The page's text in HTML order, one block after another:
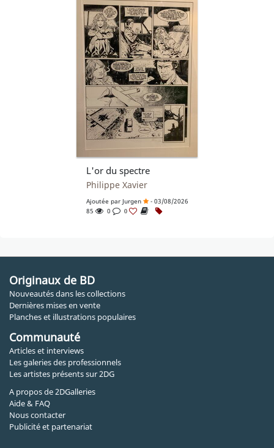
L'or du spectre
Philippe Xavier
Ajoutée par Jurgen
- 03/08/2026
85
0 0
Originaux de BD
Nouveautés dans les collections
Dernières mises en vente
Planches et illustrations populaires
Communauté
Articles et interviews
Les galeries des professionnels
Les artistes présents sur 2DG
A propos de 2DGalleries
Aide & FAQ
Nous contacter
Publicité et partenariat